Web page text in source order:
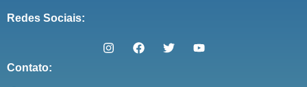
Redes Sociais:
Contato: